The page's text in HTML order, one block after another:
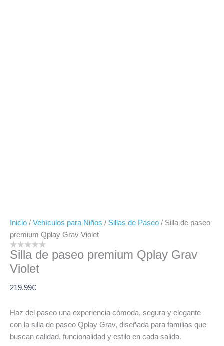
Inicio / Vehículos para Niños / Sillas de Paseo / Silla de paseo
premium Qplay Grav Violet
Silla de paseo premium Qplay Grav
Violet
219.99€
Haz del paseo una experiencia cómoda, segura y elegante
con la silla de paseo Qplay Grav, diseñada para familias que
buscan calidad, funcionalidad y estilo en cada salida.